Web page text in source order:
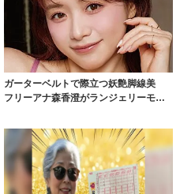
ガーターベルトで際立つ妖艶脚線美
フリーアナ森香澄がランジェリーモデ